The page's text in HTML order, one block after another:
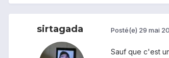
sirtagada Posté(e) 29 mai
Sauf que c'est